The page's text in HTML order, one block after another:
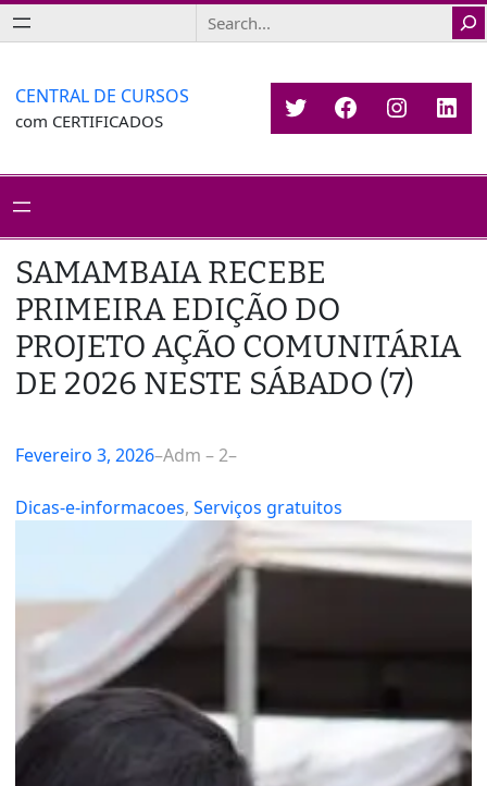
Saltar
para
conteúdo
Search
CENTRAL DE CURSOS
com CERTIFICADOS TwitterFacebook
SAMAMBAIA RECEBE
PRIMEIRA EDIÇÃO DO
PROJETO AÇÃO COMUNITÁRIA
DE 2026 NESTE SÁBADO (7)
Fevereiro 3, 2026–Adm – 2–
Dicas-e-informacoes, Serviços gratuitos